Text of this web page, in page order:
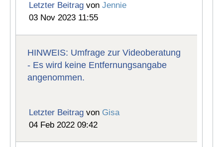
Letzter Beitrag vonJennie
03 Nov 2023 11:55
HINWEIS: Umfrage zur Videoberatung
- Es wird keine Entfernungsangabe
angenommen.
Letzter Beitrag von Gisa
04 Feb 2022 09:42